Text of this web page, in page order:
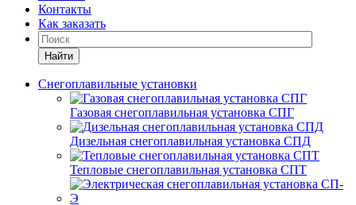
Контакты
Как заказать
Найти
Снегоплавильные установки
Газовая снегоплавильная установка СПГ
Дизельная снегоплавильная установка СПД
Тепловые снегоплавильная установка СПТ